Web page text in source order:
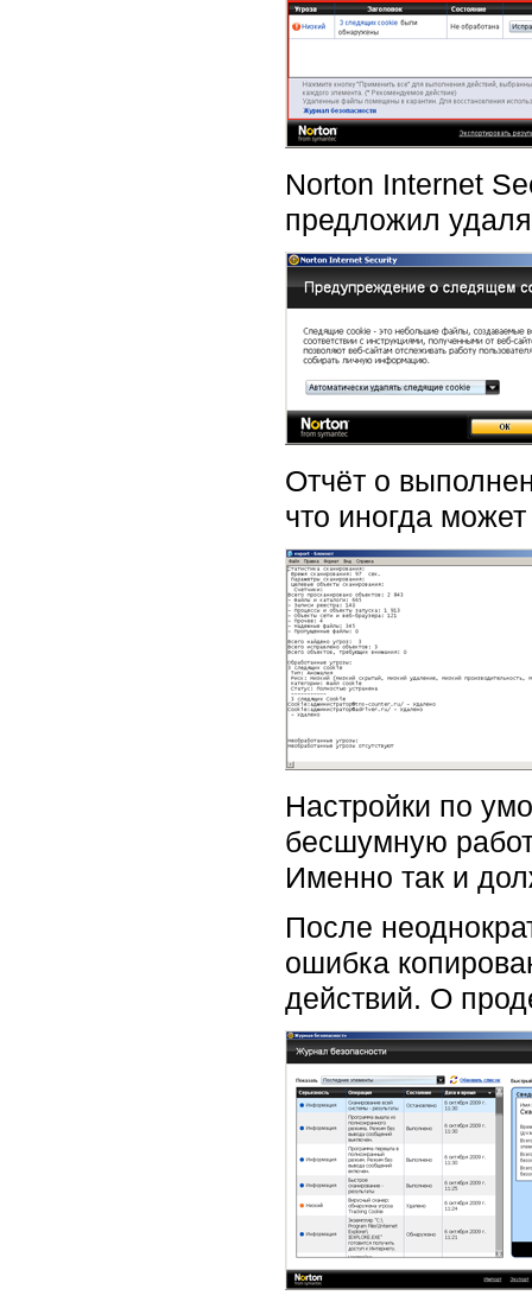
Norton Internet
предложил
Отчёт о
что иногда
Настройки по
бесшумную
Именно так и
После
ошибка
действий. О